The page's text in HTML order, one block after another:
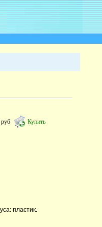
руб Купить
пластик.